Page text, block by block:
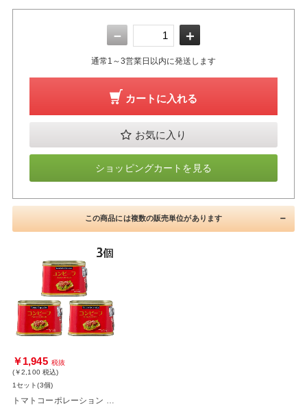
－ ＋
通常1～3営業日以内に発送します
カートに入れる
お気に入り
ショッピングカートを見る
この商品には複数の販売単位があります
￥1,945 税抜
(￥2,100 税込)
1セット(3個)
トマトコーポレーション コンビーフ 缶 ブラジル産 200g 3個